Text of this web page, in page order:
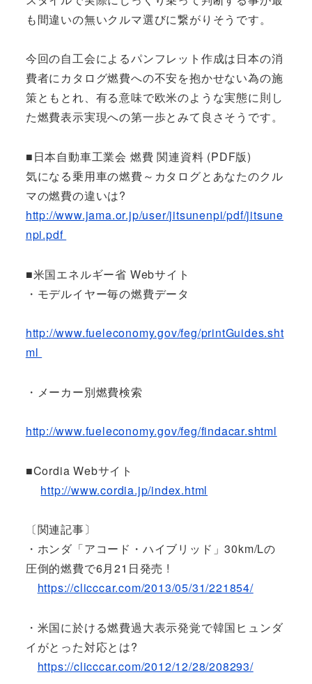
も間違いの無いクルマ選びに繋がりそうです。
今回の自工会によるパンフレット作成は日本の消
費者にカタログ燃費への不安を抱かせない為の施
策ともとれ、有る意味で欧米のような実態に則し
た燃費表示実現への第一歩とみて良さそうです。
■日本自動車工業会 燃費 関連資料 (PDF版)
気になる乗用車の燃費～カタログとあなたのクル
マの燃費の違いは?
http://www.jama.or.jp/user/jitsunenpi/pdf/jitsune
npi.pdf
■米国エネルギー省 Webサイト
・モデルイヤー毎の燃費データ
http://www.fueleconomy.gov/feg/printGuides.sht
ml
・メーカー別燃費検索
http://www.fueleconomy.gov/feg/findacar.shtml
■Cordia Webサイト
http://www.cordia.jp/index.html
〔関連記事〕
・ホンダ「アコード・ハイブリッド」30km/Lの
圧倒的燃費で6月21日発売 !
https://clicccar.com/2013/05/31/221854/
・米国に於ける燃費過大表示発覚で韓国ヒュンダ
イがとった対応とは?
https://clicccar.com/2012/12/28/208293/